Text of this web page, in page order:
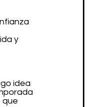
y
idea
que